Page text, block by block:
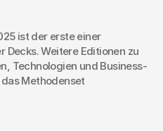
ist der erste einer
Decks. Weitere Editionen zu
Technologien und Business-
Methodenset